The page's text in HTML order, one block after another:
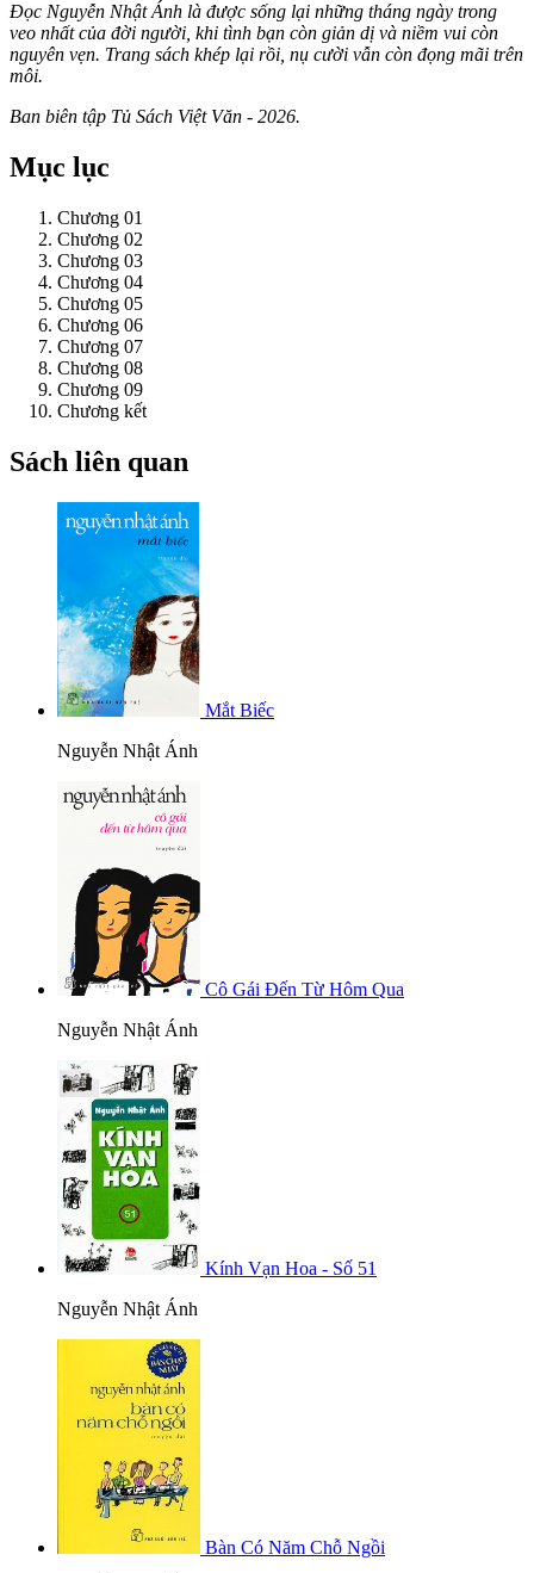
Đọc Nguyễn Nhật Ánh là được sống lại những tháng ngày trong
veo nhất của đời người, khi tình bạn còn giản dị và niềm vui còn
nguyên vẹn. Trang sách khép lại rồi, nụ cười vẫn còn đọng mãi trên
môi.
Ban biên tập Tủ Sách Việt Văn - 2026.
Mục lục
Chương 01
Chương 02
Chương 03
Chương 04
Chương 05
Chương 06
Chương 07
Chương 08
Chương 09
Chương kết
Sách liên quan
Mắt Biếc
Nguyễn Nhật Ánh
Cô Gái Đến Từ Hôm Qua
Nguyễn Nhật Ánh
Kính Vạn Hoa - Số 51
Nguyễn Nhật Ánh
Bàn Có Năm Chỗ Ngồi